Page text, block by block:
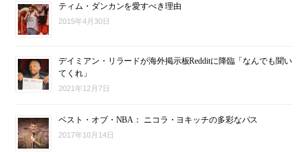
ティム・ダンカンを愛すべき理由
2015年4月30日
デイミアン・リラードが海外掲示板Redditに降臨「なんでも聞い
てくれ」
2021年12月7日
ベスト・オブ・NBA： ニコラ・ヨキッチの多彩なパス
2017年10月14日